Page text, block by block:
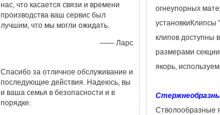
нас, что касается связи и времени
производства ваш сервис был
лучшим, что мы могли ожидать.
—— Ларс
Спасибо за отличное обслуживание и
последующие действия. Надеюсь, вы
и ваша семья в безопасности и в
порядке.
огнеупорных
клипов доступны
размерами
якорь,
Стволообразные